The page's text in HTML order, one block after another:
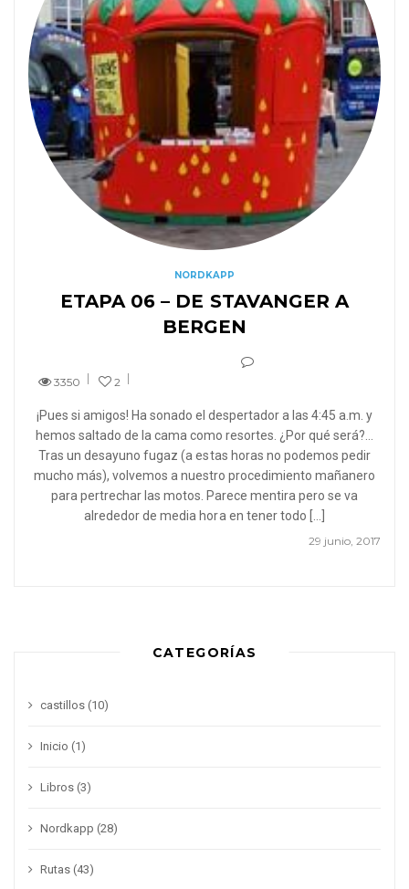
NORDKAPP
ETAPA 06 – DE STAVANGER A
BERGEN
3350 2
29 junio, 2017
¡Pues si amigos! Ha sonado el despertador a las 4:45 a.m. y
hemos saltado de la cama como resortes. ¿Por qué será?…
Tras un desayuno fugaz (a estas horas no podemos pedir
mucho más), volvemos a nuestro procedimiento mañanero
para pertrechar las motos. Parece mentira pero se va
alrededor de media hora en tener todo […]
CATEGORÍAS
castillos (10)
Inicio (1)
Libros (3)
Nordkapp (28)
Rutas (43)